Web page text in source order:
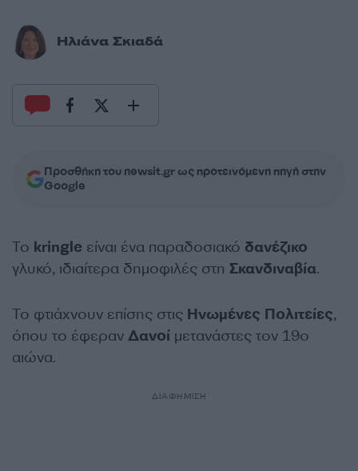
Ηλιάνα Σκιαδά
Προσθήκη του newsit.gr ως προτεινόμενη πηγή στην
Google
Το kringle είναι ένα παραδοσιακό δανέζικο
γλυκό, ιδιαίτερα δημοφιλές στη Σκανδιναβία.
Το φτιάχνουν επίσης στις Ηνωμένες Πολιτείες,
όπου το έφεραν Δανοί μετανάστες τον 19ο
αιώνα.
ΔΙΑΦΗΜΙΣΗ